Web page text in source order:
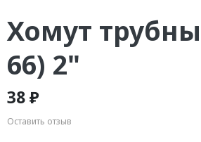
Хомут
66) 2"
38 ₽
Оставить отзыв